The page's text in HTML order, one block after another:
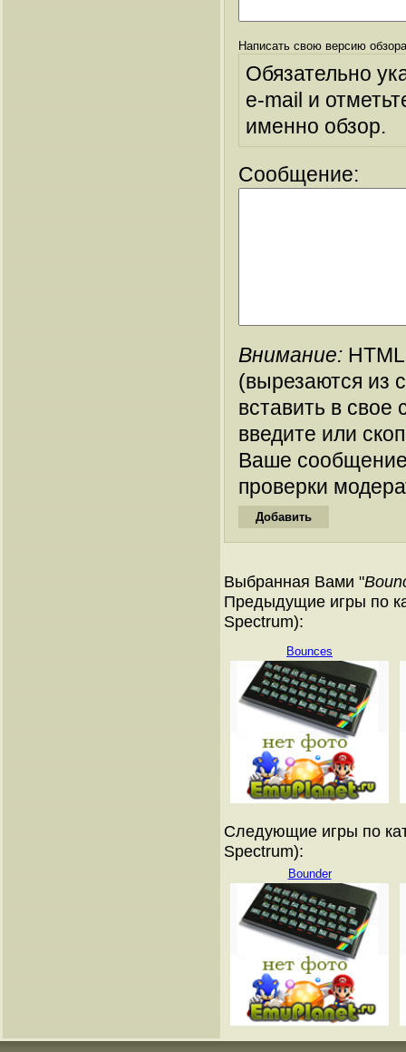
Написать свою версию
Обязательно
e-mail и
именно обзор.
Сообщение:
Внимание:
(вырезаются из
вставить в
введите или
Ваше
проверки
Выбранная Вами "
Предыдущие игры по
Spectrum):
Bounces
Следующие игры по
Spectrum):
Bounder